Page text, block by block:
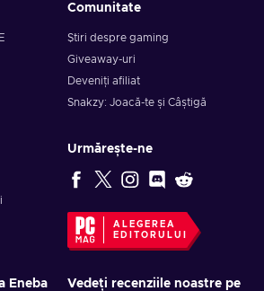
Comunitate
Știri despre gaming
Giveaway-uri
Deveniți afiliat
Snakzy: Joacă-te și Câștigă
Urmărește-ne
ALEGEREA
EDITORULUI
Eneba Vedeți recenziile noastre pe